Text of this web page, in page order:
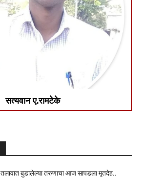
सत्यवान ए.रामटेके
तलावात बुडालेल्या तरुणाचा आज सापडला मृतदेह..